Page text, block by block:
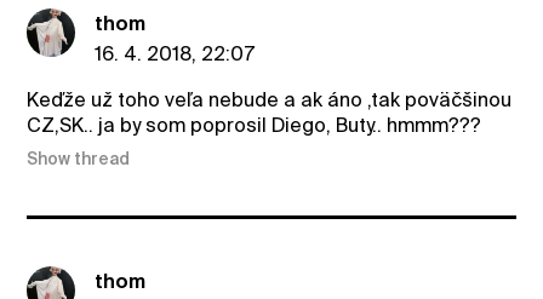
thom
16. 4. 2018, 22:07
Keďže už toho veľa nebude a ak áno ,tak poväčšinou
CZ,SK.. ja by som poprosil Diego, Buty.. hmmm???
Show thread
thom